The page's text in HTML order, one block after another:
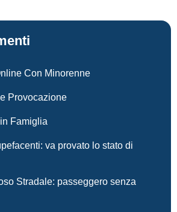
Con Minorenne
Provocazione
Famiglia
va provato lo stato di
Stradale: passeggero senza